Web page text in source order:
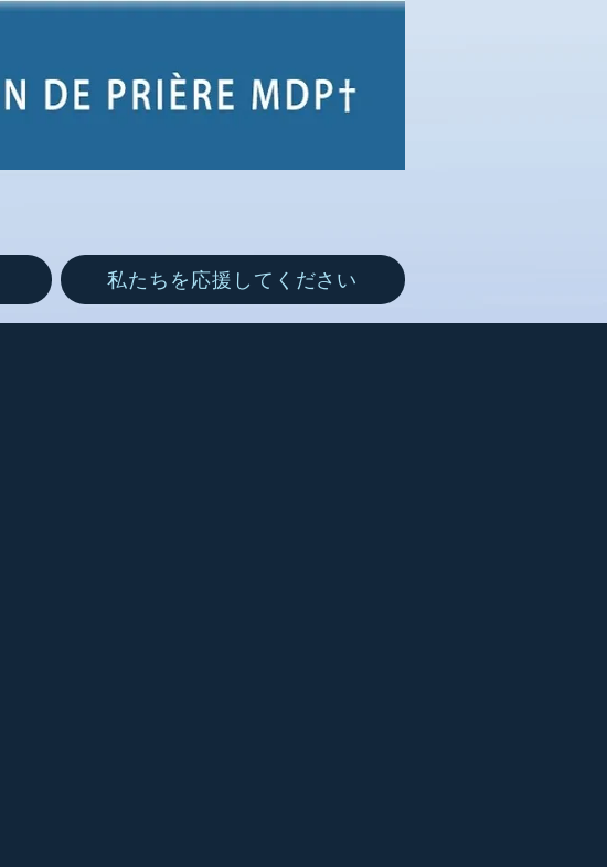
私たちを応援してください